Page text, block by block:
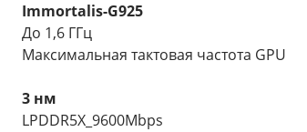
Immortalis-G925
До 1,6 ГГц
Максимальная тактовая частота GPU
3 нм
LPDDR5X_9600Mbps